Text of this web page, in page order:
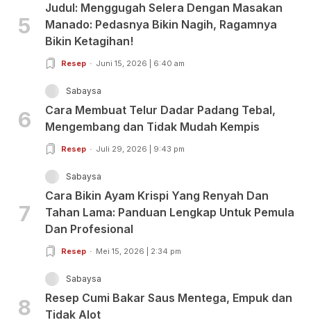
5
Judul: Menggugah Selera Dengan Masakan
Manado: Pedasnya Bikin Nagih, Ragamnya
Bikin Ketagihan!
Resep Juni 15, 2026 | 6:40 am
6
Sabaysa
Cara Membuat Telur Dadar Padang Tebal,
Mengembang dan Tidak Mudah Kempis
Resep Juli 29, 2026 | 9:43 pm
7
Sabaysa
Cara Bikin Ayam Krispi Yang Renyah Dan
Tahan Lama: Panduan Lengkap Untuk Pemula
Dan Profesional
Resep Mei 15, 2026 | 2:34 pm
8
Sabaysa
Resep Cumi Bakar Saus Mentega, Empuk dan
Tidak Alot